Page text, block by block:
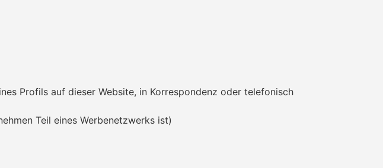
Profils auf dieser Website, in Korrespondenz oder telefonisch
Teil eines Werbenetzwerks ist)